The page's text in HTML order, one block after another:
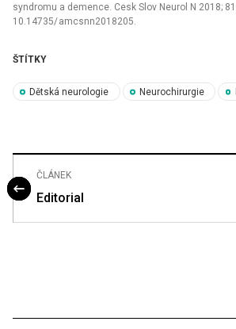
syndromu a demence. Cesk Slov Neurol N 2018;
10.14735/ amcsn­n2018205.
ŠTÍTKY
Dětská neurologie Neurochirurgie
ČLÁNEK
Editorial